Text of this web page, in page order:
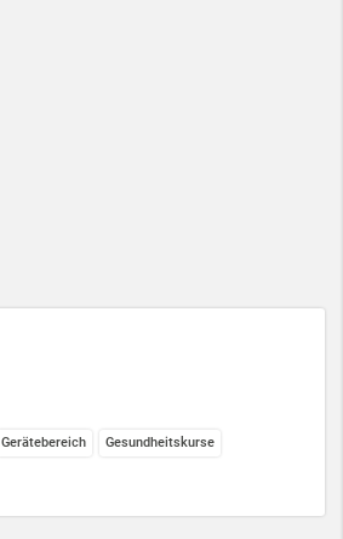
Gerätebereich Gesundheitskurse